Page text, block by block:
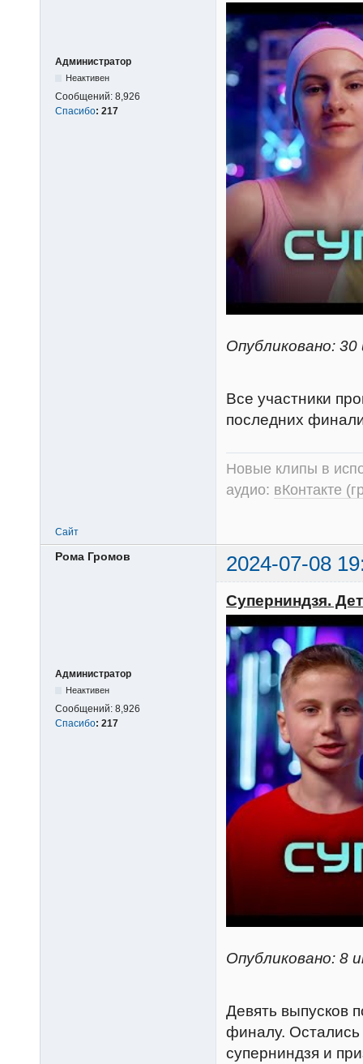
Администратор
Неактивен
Сообщений: 8,926
Спасибо: 217
Опубликовано: 30
Все участники
последних
Новые клипы в
аудио: вКонтакте
Сайт
Рома Громов 2024-07-08
Администратор
Неактивен
Сообщений: 8,926
Спасибо: 217
Суперниндзя.
Опубликовано: 8
Девять выпусков
финалу. Остались
суперниндзя и